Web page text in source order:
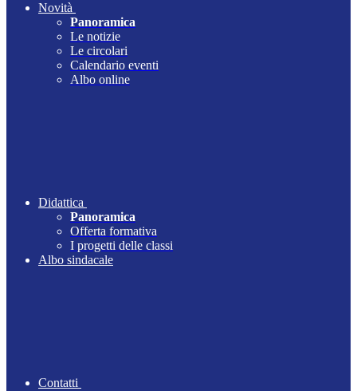
Novità
Panoramica
Le notizie
Le circolari
Calendario eventi
Albo online
Didattica
Panoramica
Offerta formativa
I progetti delle classi
Albo sindacale
Contatti